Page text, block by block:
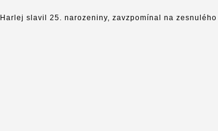
Harlej slavil 25. narozeniny, zavzpomínal na